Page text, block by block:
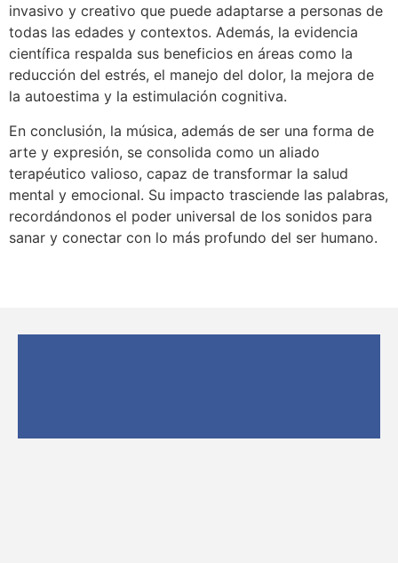
invasivo y creativo que puede adaptarse a personas de
todas las edades y contextos. Además, la evidencia
científica respalda sus beneficios en áreas como la
reducción del estrés, el manejo del dolor, la mejora de
la autoestima y la estimulación cognitiva.
En conclusión, la música, además de ser una forma de
arte y expresión, se consolida como un aliado
terapéutico valioso, capaz de transformar la salud
mental y emocional. Su impacto trasciende las palabras,
recordándonos el poder universal de los sonidos para
sanar y conectar con lo más profundo del ser humano.